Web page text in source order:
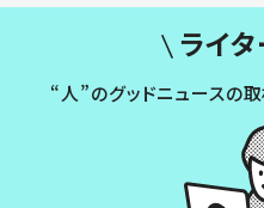
ライタ
“人”のグッドニュースの